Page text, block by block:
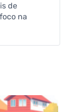
de
na